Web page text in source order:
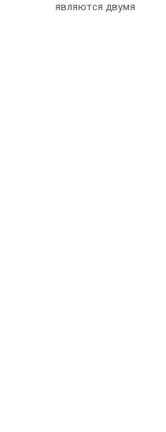
являются двумя